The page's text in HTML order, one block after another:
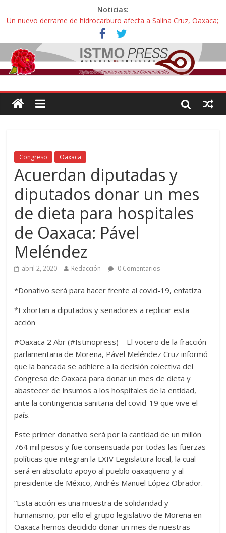
Noticias:
Un nuevo derrame de hidrocarburo afecta a Salina Cruz, Oaxaca;
ahora pescadores de Salinas del Marqués denuncian daños de
Pemex
Ángel, el joven autista expulsado por la Universidad Bienestar de
Ixtepec, Oaxaca vuelve a las aulas tras amparo
Familiares de periodista Alejandro Leyva se reúnen con titular de
intelectuales de su asesinato
Alertan pescadores de Juchitán, Oaxaca de nuevo despojo de su
Congreso Oaxaca
Acuerdan diputadas y
diputados donar un mes
de dieta para hospitales
de Oaxaca: Pável
Meléndez
abril 2, 2020 Redacción 0 Comentarios
*Donativo será para hacer frente al covid-19, enfatiza
*Exhortan a diputados y senadores a replicar esta
acción
#Oaxaca 2 Abr (#Istmopress) – El vocero de la fracción
parlamentaria de Morena, Pável Meléndez Cruz informó
que la bancada se adhiere a la decisión colectiva del
Congreso de Oaxaca para donar un mes de dieta y
abastecer de insumos a los hospitales de la entidad,
ante la contingencia sanitaria del covid-19 que vive el
país.
Este primer donativo será por la cantidad de un millón
764 mil pesos y fue consensuada por todas las fuerzas
políticas que integran la LXIV Legislatura local, la cual
será en absoluto apoyo al pueblo oaxaqueño y al
presidente de México, Andrés Manuel López Obrador.
“Esta acción es una muestra de solidaridad y
humanismo, por ello el grupo legislativo de Morena en
Oaxaca hemos decidido donar un mes de nuestras